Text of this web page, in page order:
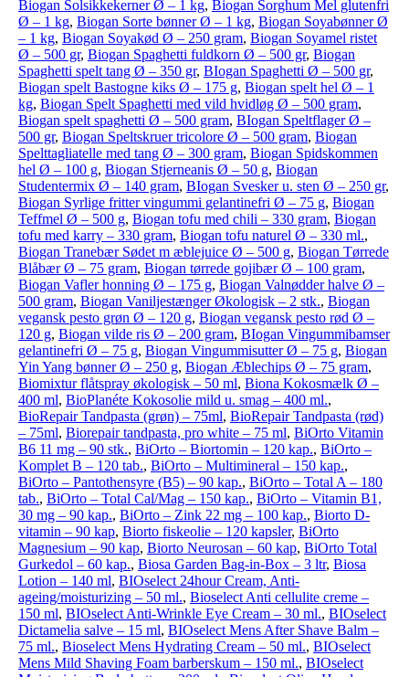
Biogan Solsikkekerner Ø – 1 kg, Biogan Sorghum Mel glutenfri
Ø – 1 kg, Biogan Sorte bønner Ø – 1 kg, Biogan Soyabønner Ø
– 1 kg, Biogan Soyakød Ø – 250 gram, Biogan Soyamel ristet
Ø – 500 gr, Biogan Spaghetti fuldkorn Ø – 500 gr, Biogan
Spaghetti spelt tang Ø – 350 gr, BIogan Spaghetti Ø – 500 gr,
Biogan spelt Bastogne kiks Ø – 175 g, Biogan spelt hel Ø – 1
kg, Biogan Spelt Spaghetti med vild hvidløg Ø – 500 gram,
Biogan spelt spaghetti Ø – 500 gram, BIogan Speltflager Ø –
500 gr, Biogan Speltskruer tricolore Ø – 500 gram, Biogan
Spelttagliatelle med tang Ø – 300 gram, Biogan Spidskommen
hel Ø – 100 g, Biogan Stjerneanis Ø – 50 g, Biogan
Studentermix Ø – 140 gram, BIogan Svesker u. sten Ø – 250 gr,
Biogan Syrlige fritter vingummi gelantinefri Ø – 75 g, Biogan
Teffmel Ø – 500 g, Biogan tofu med chili – 330 gram, Biogan
tofu med karry – 330 gram, Biogan tofu naturel Ø – 330 ml.,
Biogan Tranebær Sødet m æblejuice Ø – 500 g, Biogan Tørrede
Blåbær Ø – 75 gram, Biogan tørrede gojibær Ø – 100 gram,
Biogan Vafler honning Ø – 175 g, Biogan Valnødder halve Ø –
500 gram, Biogan Vaniljestænger Økologisk – 2 stk., Biogan
vegansk pesto grøn Ø – 120 g, Biogan vegansk pesto rød Ø –
120 g, Biogan vilde ris Ø – 200 gram, BIogan Vingummibamser
gelantinefri Ø – 75 g, Biogan Vingummisutter Ø – 75 g, Biogan
Yin Yang bønner Ø – 250 g, Biogan Æblechips Ø – 75 gram,
Biomixtur flåtspray økologisk – 50 ml, Biona Kokosmælk Ø –
400 ml, BioPlanéte Kokosolie mild u. smag – 400 ml.,
BioRepair Tandpasta (grøn) – 75ml, BioRepair Tandpasta (rød)
– 75ml, Biorepair tandpasta, pro white – 75 ml, BiOrto Vitamin
B6 11 mg – 90 stk., BiOrto – Biortomin – 120 kap., BiOrto –
Komplet B – 120 tab., BiOrto – Multimineral – 150 kap.,
BiOrto – Pantothensyre (B5) – 90 kap., BiOrto – Total A – 180
tab., BiOrto – Total Cal/Mag – 150 kap., BiOrto – Vitamin B1,
30 mg – 90 kap., BiOrto – Zink 22 mg – 100 kap., Biorto D-
vitamin – 90 kap, Biorto fiskeolie – 120 kapsler, BiOrto
Magnesium – 90 kap, Biorto Neurosan – 60 kap, BiOrto Total
Gurkedol – 60 kap., Biosa Garden Bag-in-Box – 3 ltr, Biosa
Lotion – 140 ml, BIOselect 24hour Cream, Anti-
ageing/moisturizing – 50 ml., Bioselect Anti cellulite creme –
150 ml, BIOselect Anti-Wrinkle Eye Cream – 30 ml., BIOselect
Dictamelia salve – 15 ml, BIOselect Mens After Shave Balm –
75 ml., Bioselect Mens Hydrating Cream – 50 ml., BIOselect
Mens Mild Shaving Foam barberskum – 150 ml., BIOselect